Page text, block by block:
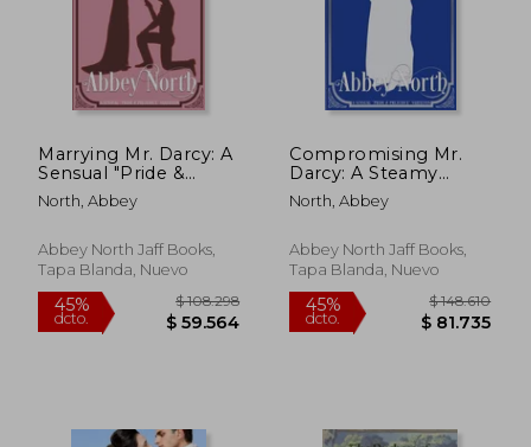
Marrying Mr. Darcy: A
Sensual "Pride &
Prejudice" Variation
(en Inglés)
North, Abbey
Abbey North Jaff Books,
Tapa Blanda, Nuevo
Compromising Mr.
Darcy: A Steamy
"Pride & Prejudice"
Variation (en Inglés)
North, Abbey
Abbey North Jaff Books,
Tapa Blanda, Nuevo